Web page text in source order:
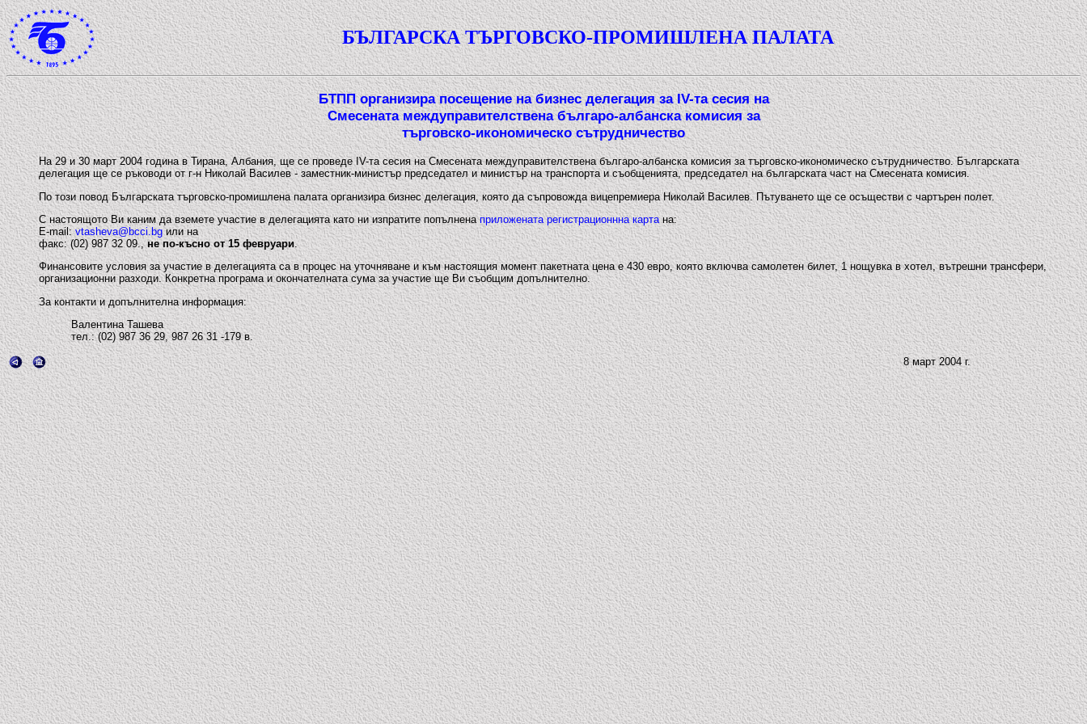
БЪЛГАРСКА ТЪРГОВСКО-ПРОМИШЛЕНА ПАЛАТА
БТПП организира посещение на бизнес делегация за IV-та сесия на
Смесената междуправителствена българо-албанска комисия за
търговско-икономическо сътрудничество
На 29 и 30 март 2004 година в Тирана, Албания, ще се проведе IV-та сесия на Смесената междуправителствена българо-албанска комисия за търговско-икономическо сътрудничество. Българската
делегация ще се ръководи от г-н Николай Василев - заместник-министър председател и министър на транспорта и съобщенията, председател на българската част на Смесената комисия.
По този повод Българската търговско-промишлена палата организира бизнес делегация, която да съпровожда вицепремиера Николай Василев. Пътуването ще се осъществи с чартърен полет.
С настоящото Ви каним да вземете участие в делегацията като ни изпратите попълненаприложената регистрационнна картана:
E-mail:vtasheva@bcci.bgили на
факс: (02) 987 32 09.,не по-късно от 15 февруари.
Финансовите условия за участие в делегацията са в процес на уточняване и към настоящия момент пакетната цена е 430 евро, която включва самолетен билет, 1 нощувка в хотел, вътрешни трансфери,
организационни разходи. Конкретна програма и окончателната сума за участие ще Ви съобщим допълнително.
За контакти и допълнителна информация:
Валентина Ташева
тел.: (02) 987 36 29, 987 26 31 -179 в.
8 март 2004 г.